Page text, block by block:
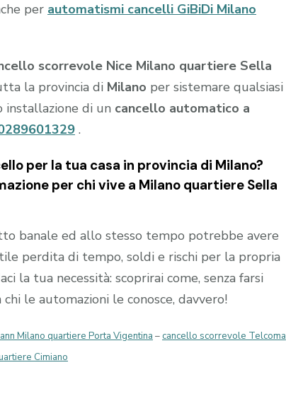
per automatismi cancelli GiBiDi Milano
scorrevole Nice Milano quartiere Sella
la provincia di Milano per sistemare qualsiasi
installazione di un cancello automatico a
.
per la tua casa in provincia di Milano?
per chi vive a Milano quartiere Sella
banale ed allo stesso tempo potrebbe avere
perdita di tempo, soldi e rischi per la propria
la tua necessità: scoprirai come, senza farsi
le automazioni le conosce, davvero!
Milano quartiere Porta Vigentina –cancello scorrevole Telcoma
Cimiano